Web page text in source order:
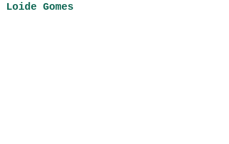
Loide Gomes